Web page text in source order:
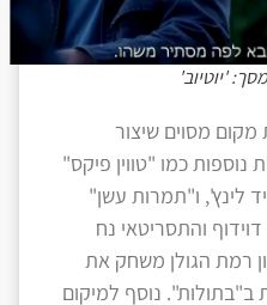
'יוטיוב'
מסוים שיצור
נוספות כמו "טווין פיקס"
לינץ', ו"תמרות עשן"
והתסריטאי נח
רמת הגולן משחק את
נוסף למיקום